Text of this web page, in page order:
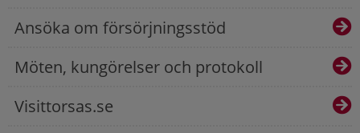
Ansöka om försörjningsstöd
Möten, kungörelser och protokoll
Visittorsas.se